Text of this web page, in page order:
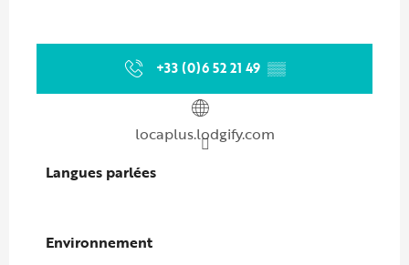
+33 (0)6 52 21 49 ▒▒
locaplus.lodgify.com
Langues parlées
Langues parlées
Environnement
Environnement